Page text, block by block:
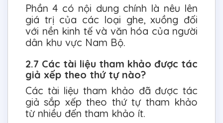
Phần 4 có nội dung chính là nêu lên
giá trị của các loại ghe, xuồng đối
với nền kinh tế và văn hóa của người
dân khu vực Nam Bộ.
2.7 Các tài liệu tham khảo được tác
giả xếp theo thứ tự nào?
Các tài liệu tham khảo đã được tác
giả sắp xếp theo thứ tự tham khảo
từ nhiều đến tham khảo ít.